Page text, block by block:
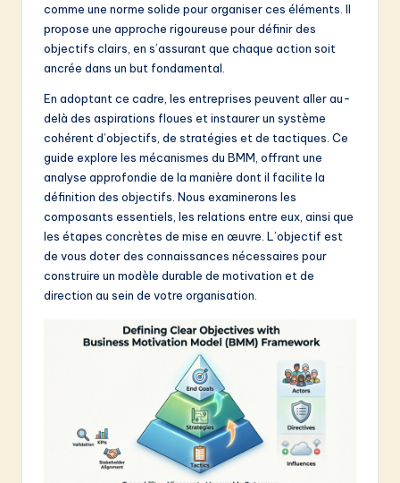
in
A
&
S
o
w
comme une norme solide pour organiser ces éléments. Il
propose une approche rigoureuse pour définir des
objectifs clairs, en s’assurant que chaque action soit
ancrée dans un but fondamental.
En adoptant ce cadre, les entreprises peuvent aller au-
delà des aspirations floues et instaurer un système
cohérent d’objectifs, de stratégies et de tactiques. Ce
guide explore les mécanismes du BMM, offrant une
analyse approfondie de la manière dont il facilite la
définition des objectifs. Nous examinerons les
composants essentiels, les relations entre eux, ainsi que
les étapes concrètes de mise en œuvre. L’objectif est
de vous doter des connaissances nécessaires pour
construire un modèle durable de motivation et de
direction au sein de votre organisation.